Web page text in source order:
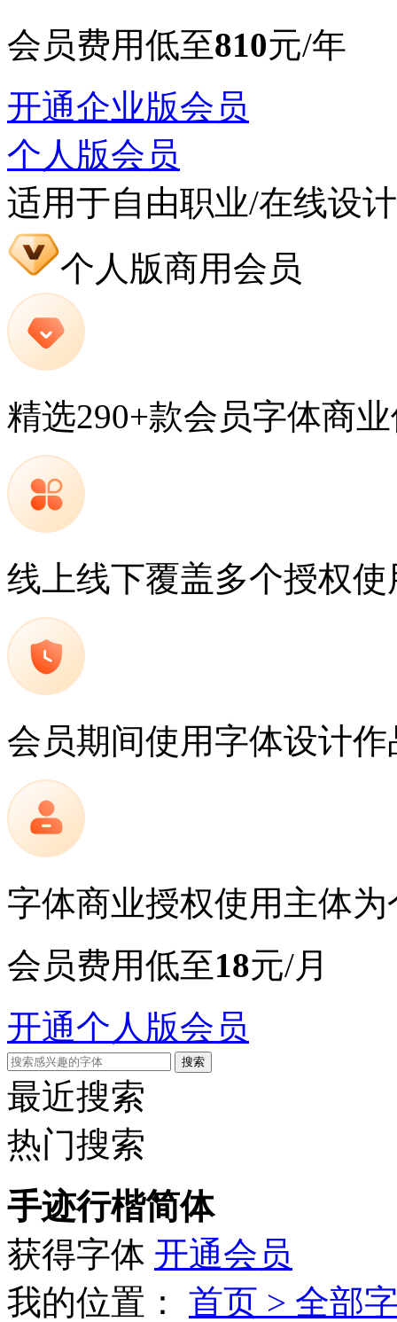
会员费用低至810元/年
开通企业版会员
个人版会员
适用于自由职业/在线设
个人版商用会员
精选290+款会员字体商
线上线下覆盖多个授权使
会员期间使用字体设计
字体商业授权使用主体为
会员费用低至18元/月
开通个人版会员
搜索
最近搜索
热门搜索
手迹行楷简体
获得字体 开通会员
我的位置： 首页 > 全部